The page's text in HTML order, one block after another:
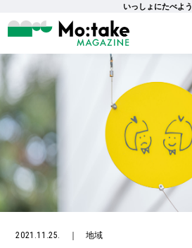
いっしょにたべよう
2021.11.25. ｜地域